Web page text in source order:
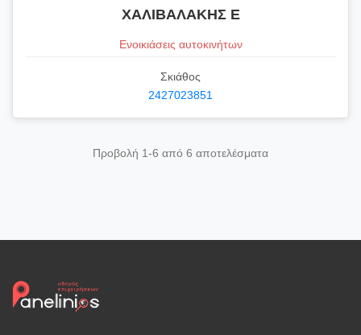
ΧΑΛΙΒΑΛΑΚΗΣ Ε
Ενοικιάσεις αυτοκινήτων
Σκιάθος
2427023851
Προβολή 1-6 από 6 αποτελέσματα